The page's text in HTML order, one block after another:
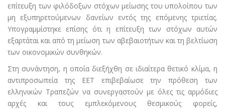
επίτευξη των φιλόδοξων στόχων μείωσης του υπολοίπου των
μη εξυπηρετούμενων δανείων εντός της επόμενης τριετίας.
Υπογραμμίστηκε επίσης ότι η επίτευξη των στόχων αυτών
εξαρτάται και από τη μείωση των αβεβαιοτήτων και τη βελτίωση
των οικονομικών συνθηκών.
Στη συνάντηση, η οποία διεξήχθη σε ιδιαίτερα θετικό κλίμα, η
αντιπροσωπεία της ΕΕΤ επιβεβαίωσε την πρόθεση των
ελληνικών Τραπεζών να συνεργαστούν με όλες τις αρμόδιες
αρχές και τους εμπλεκόμενους θεσμικούς φορείς,